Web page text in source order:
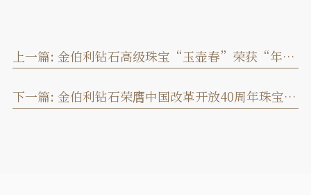
上一篇: 金伯利钻石高级珠宝“玉壶春”荣获“年度杰出珠宝设计”，摩登演绎珠宝“高级Fun”
下一篇: 金伯利钻石荣膺中国改革开放40周年珠宝行业先锋和领军人物